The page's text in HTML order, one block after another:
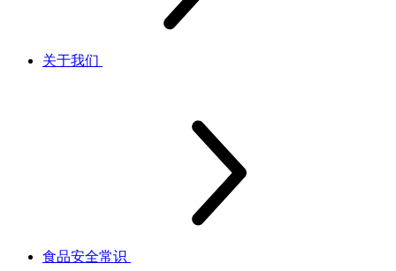
关于我们
食品安全常识